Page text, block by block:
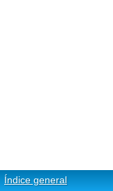
Índice general